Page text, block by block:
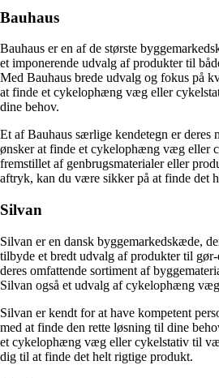
Bauhaus
Bauhaus er en af de største
et imponerende udvalg af produkter til
Med Bauhaus brede udvalg og fokus på
at finde et cykelophæng væg eller
dine behov.
Et af Bauhaus særlige kendetegn er
ønsker at finde et cykelophæng væg eller
fremstillet af genbrugsmaterialer eller
aftryk, kan du være sikker på at finde det
Silvan
Silvan er en dansk byggemarkedskæde,
tilbyde et bredt udvalg af produkter til
deres omfattende sortiment af
Silvan også et udvalg af cykelophæng
Silvan er kendt for at have kompetent
med at finde den rette løsning til dine
et cykelophæng væg eller cykelstativ til
dig til at finde det helt rigtige produkt.